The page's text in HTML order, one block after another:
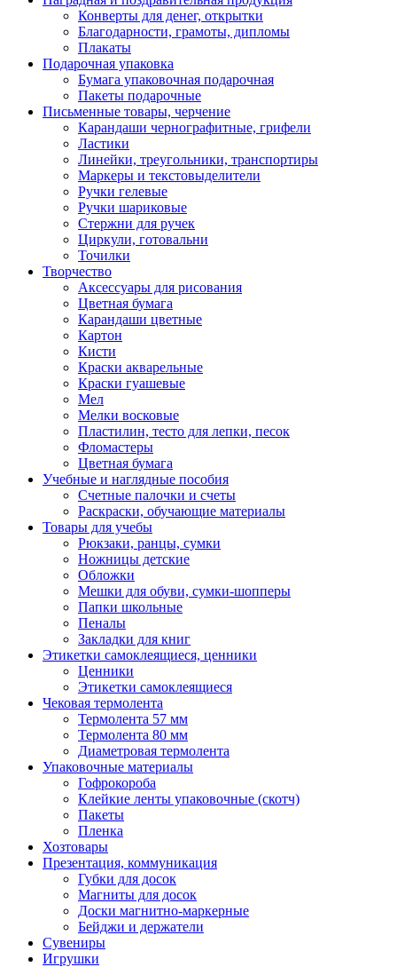
Конверты для денег, открытки
Благодарности, грамоты, дипломы
Плакаты
Подарочная упаковка
Бумага упаковочная подарочная
Пакеты подарочные
Письменные товары, черчение
Карандаши чернографитные, грифели
Ластики
Линейки, треугольники, транспортиры
Маркеры и текстовыделители
Ручки гелевые
Ручки шариковые
Стержни для ручек
Циркули, готовальни
Точилки
Творчество
Аксессуары для рисования
Цветная бумага
Карандаши цветные
Картон
Кисти
Краски акварельные
Краски гуашевые
Мел
Мелки восковые
Пластилин, тесто для лепки, песок
Фломастеры
Цветная бумага
Учебные и наглядные пособия
Счетные палочки и счеты
Раскраски, обучающие материалы
Товары для учебы
Рюкзаки, ранцы, сумки
Ножницы детские
Обложки
Мешки для обуви, сумки-шопперы
Папки школьные
Пеналы
Закладки для книг
Этикетки самоклеящиеся, ценники
Ценники
Этикетки самоклеящиеся
Чековая термолента
Термолента 57 мм
Термолента 80 мм
Диаметровая термолента
Упаковочные материалы
Гофрокороба
Клейкие ленты упаковочные (скотч)
Пакеты
Пленка
Хозтовары
Презентация, коммуникация
Губки для досок
Магниты для досок
Доски магнитно-маркерные
Бейджи и держатели
Сувениры
Игрушки